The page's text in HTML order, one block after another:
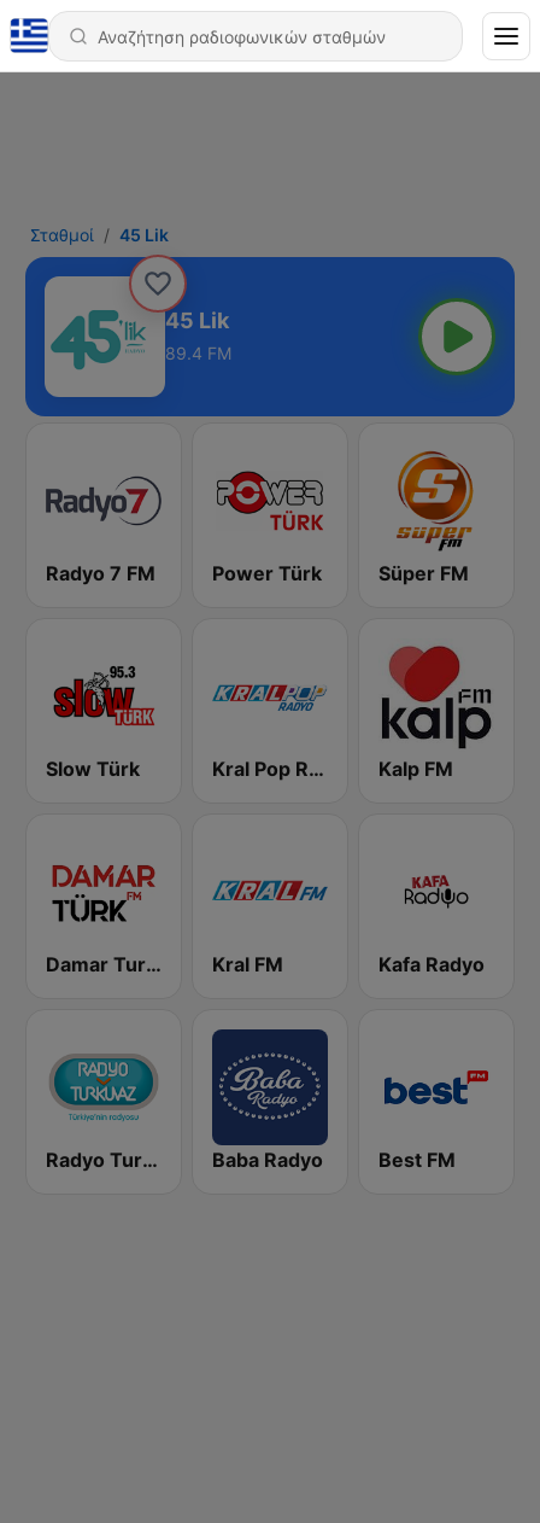
Σταθμοί 45 Lik
45 Lik
89.4 FM
Radyo 7 FM Power Türk Süper FM
Slow Türk Kral Pop Radyo Kalp FM
Damar Turk FM Kral FM Kafa Radyo
Radyo Turkuvaz Baba Radyo Best FM